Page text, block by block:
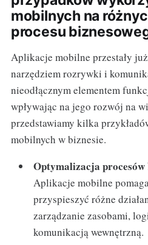
mobilnych na
procesu
Aplikacje mobilne przestały
narzędziem rozrywki i
nieodłącznym elementem
wpływając na jego rozwój na
przedstawiamy kilka
mobilnych w biznesie.
Optymalizacja procesów
Aplikacje mobilne
przyspieszyć różne
zarządzanie zasobami,
komunikacją wewnętrzną.